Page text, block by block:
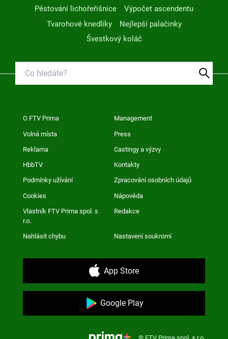
Pěstování lichořeřišnice
Výpočet ascendentu
Tvarohové knedlíky
Nejlepší palačinky
Švestkový koláč
O FTV Prima Management
Volná místa Press
Reklama Castingy a výzvy
HbbTV Kontakty
Podmínky užívání Zpracování osobních údajů
Cookies Nápověda
Vlastník FTV Prima spol. s
r.o.
Redakce
Nahlásit chybu Nastavení soukromí
App Store
Google Play